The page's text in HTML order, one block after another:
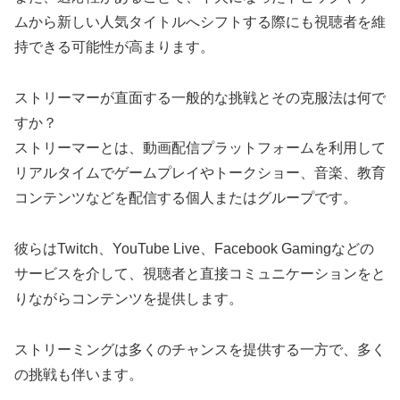
ムから新しい人気タイトルへシフトする際にも視聴者を維
持できる可能性が高まります。
ストリーマーが直面する一般的な挑戦とその克服法は何で
すか？
ストリーマーとは、動画配信プラットフォームを利用して
リアルタイムでゲームプレイやトークショー、音楽、教育
コンテンツなどを配信する個人またはグループです。
彼らはTwitch、YouTube Live、Facebook Gamingなどの
サービスを介して、視聴者と直接コミュニケーションをと
りながらコンテンツを提供します。
ストリーミングは多くのチャンスを提供する一方で、多く
の挑戦も伴います。